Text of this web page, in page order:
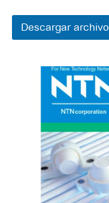
Descargar archivo